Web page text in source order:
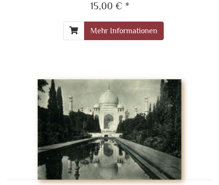
15,00 € *
Mehr Informationen